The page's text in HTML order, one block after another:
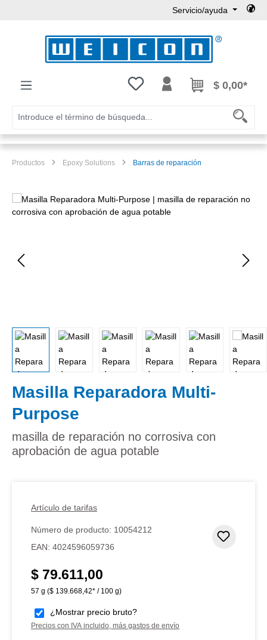
Servicio/ayuda
Tienes 0 artículos en tu lista de
$ 0,00*
Productos Epoxy Solutions Barras de reparación
Omitir galería de imágenes
Masilla Reparadora Multi-
Purpose
masilla de reparación no corrosiva con
aprobación de agua potable
Artículo de tarifas
Número de producto: 10054212
EAN: 4024596059736
Precio normal:
$ 79.611,00
57 g ($ 139.668,42* / 100 g)
¿Mostrar precio bruto?
Precios con IVA incluido, más gastos de envío